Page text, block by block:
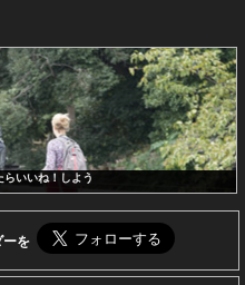
いいね！しよう
を